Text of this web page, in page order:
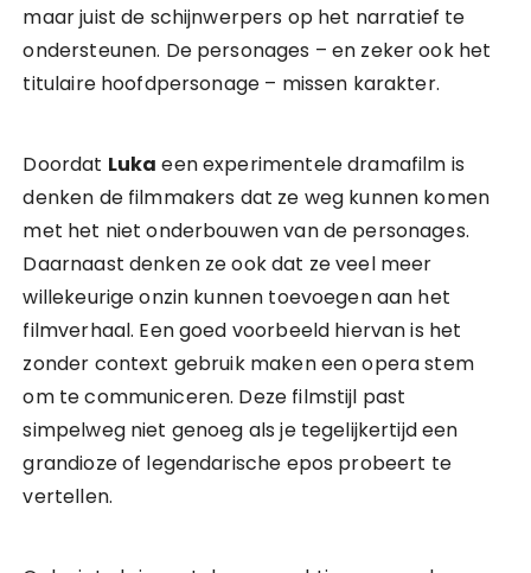
maar juist de schijnwerpers op het narratief te
ondersteunen. De personages – en zeker ook het
titulaire hoofdpersonage – missen karakter.
Doordat Luka een experimentele dramafilm is
denken de filmmakers dat ze weg kunnen komen
met het niet onderbouwen van de personages.
Daarnaast denken ze ook dat ze veel meer
willekeurige onzin kunnen toevoegen aan het
filmverhaal. Een goed voorbeeld hiervan is het
zonder context gebruik maken een opera stem
om te communiceren. Deze filmstijl past
simpelweg niet genoeg als je tegelijkertijd een
grandioze of legendarische epos probeert te
vertellen.